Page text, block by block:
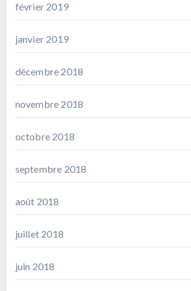
février 2019
janvier 2019
décembre 2018
novembre 2018
octobre 2018
septembre 2018
août 2018
juillet 2018
juin 2018